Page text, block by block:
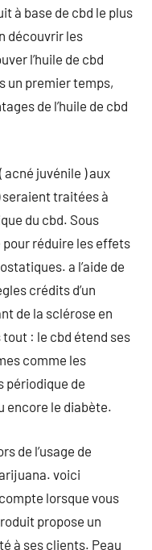
à base de cbd le plus
découvrir les
l’huile de cbd
un premier temps,
de l’huile de cbd
acné juvénile ) aux
seraient traitées à
du cbd. Sous
réduire les effets
a l’aide de
crédits d’un
de la sclérose en
tout : le cbd étend ses
comme les
périodique de
encore le diabète.
de l’usage de
voici
lorsque vous
propose un
à ses clients. Peau